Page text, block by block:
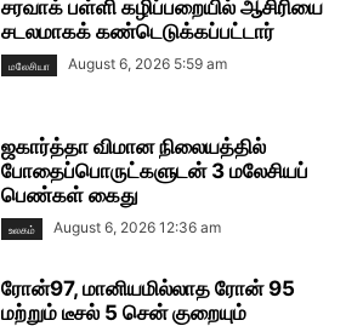
சரவாக் பள்ளி கழிப்பறையில் ஆசிரியை
சடலமாகக் கண்டெடுக்கப்பட்டார்
மலேசியா August 6, 2026 5:59 am
ஜகார்த்தா விமான நிலையத்தில்
போதைப்பொருட்களுடன் 3 மலேசியப்
பெண்கள் கைது
உலகம் August 6, 2026 12:36 am
ரோன்97, மானியமில்லாத ரோன் 95
மற்றும் டீசல் 5 சென் குறையும்